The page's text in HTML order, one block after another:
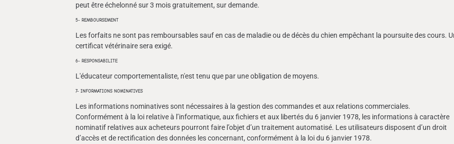
peut être échelonné sur 3 mois gratuitement, sur demande.
5- REMBOURSEMENT
Les forfaits ne sont pas remboursables sauf en cas de maladie ou de décès du chien empêchant la poursuite des cours.
certificat vétérinaire sera exigé.
6- RESPONSABILITE
L'éducateur comportementaliste, n'est tenu que par une obligation de moyens.
7- INFORMATIONS NOMINATIVES
Les informations nominatives sont nécessaires à la gestion des commandes et aux relations commerciales.
Conformément à la loi relative à l’informatique, aux fichiers et aux libertés du 6 janvier 1978, les informations à caractère
nominatif relatives aux acheteurs pourront faire l’objet d’un traitement automatisé. Les utilisateurs disposent d’un droit
d’accès et de rectification des données les concernant, conformément à la loi du 6 janvier 1978.